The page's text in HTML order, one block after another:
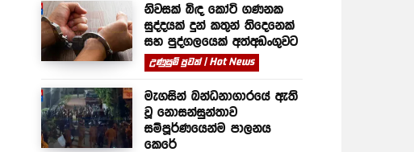
නිවසක් බිඳ කෝටි ගණනක
සුද්දයක් දුන් කතුන් තිදෙනෙක්
සහ පුද්ගලයෙක් අත්අඩංගුවට
උණුසුම් පුවත් | Hot News
මැගසින් බන්ධනාගාරයේ ඇති
වූ නොසන්සුන්තාව
සම්පූර්ණයෙන්ම පාලනය
කෙරේ